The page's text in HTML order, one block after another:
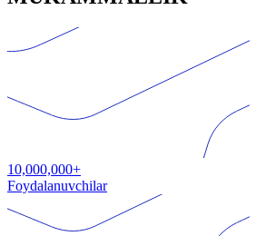
10,000,000+
Foydalanuvchilar